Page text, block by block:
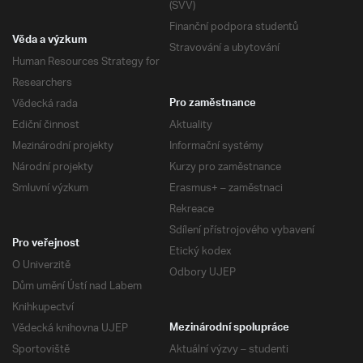
(SVV)
Finanční podpora studentů
Stravování a ubytování
Věda a výzkum
Human Resources Strategy for
Researchers
Vědecká rada
Ediční činnost
Mezinárodní projekty
Národní projekty
Smluvní výzkum
Pro zaměstnance
Aktuality
Informační systémy
Kurzy pro zaměstnance
Erasmus+ – zaměstnaci
Rekreace
Sdílení přístrojového vybavení
Etický kodex
Odbory UJEP
Pro veřejnost
O Univerzitě
Dům umění Ústí nad Labem
Knihkupectví
Vědecká knihovna UJEP
Sportoviště
Mezinárodní spolupráce
Aktuální výzvy – studenti